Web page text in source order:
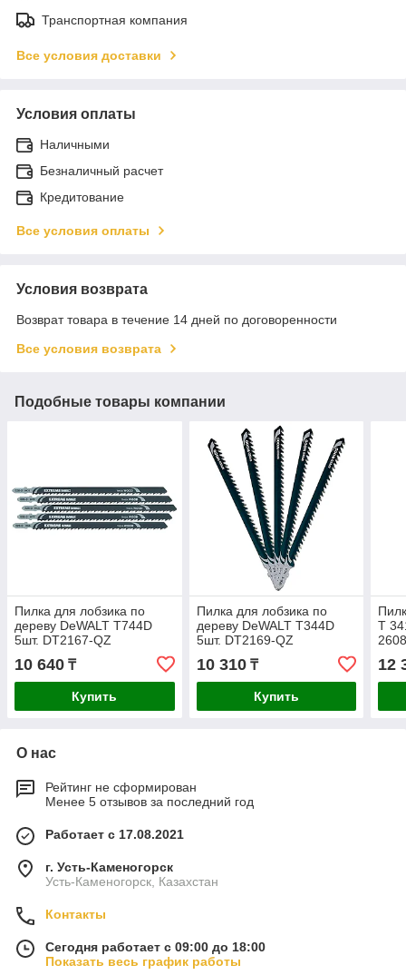
Транспортная компания
Все условия доставки
Условия оплаты
Наличными
Безналичный расчет
Кредитование
Все условия оплаты
Условия возврата
Возврат товара в течение 14 дней по договоренности
Все условия возврата
Подобные товары компании
Пилка для лобзика по
дереву DeWALT T744D
5шт. DT2167-QZ
10 640 ₸
Купить
Пилка для лобзика по
дереву DeWALT T344D
5шт. DT2169-QZ
10 310₸
Купить
T
12
О нас
Рейтинг не сформирован
Менее 5 отзывов за последний год
Работает с 17.08.2021
г. Усть-Каменогорск
Усть-Каменогорск, Казахстан
Контакты
Сегодня работает с 09:00 до 18:00
Показать весь график работы